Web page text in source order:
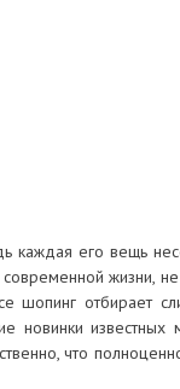
каждая его вещь
жизни, не
шопинг отбирает
новинки
что